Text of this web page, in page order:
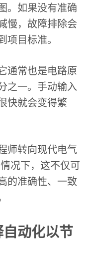
。如果没有准确
慢，故障排除会
目标准。
通常也是电路原
之一。手动输入
快就会变得繁
师转向现代电气
况下，这不仅可
的准确性、一致
动化以节